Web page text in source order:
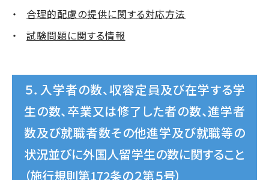
合理的配慮の提供に関する対応方法
試験問題に関する情報
５．入学者の数、収容定員及び在学する学
生の数、卒業又は修了した者の数、進学者
数及び就職者数その他進学及び就職等の
状況並びに外国人留学生の数に関すること
（施行規則第172条の２第５号）